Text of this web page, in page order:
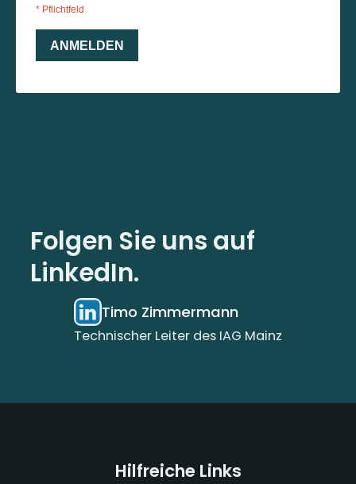
Folgen Sie uns auf
LinkedIn.
Timo Zimmermann
Technischer Leiter des IAG Mainz
Hilfreiche Links